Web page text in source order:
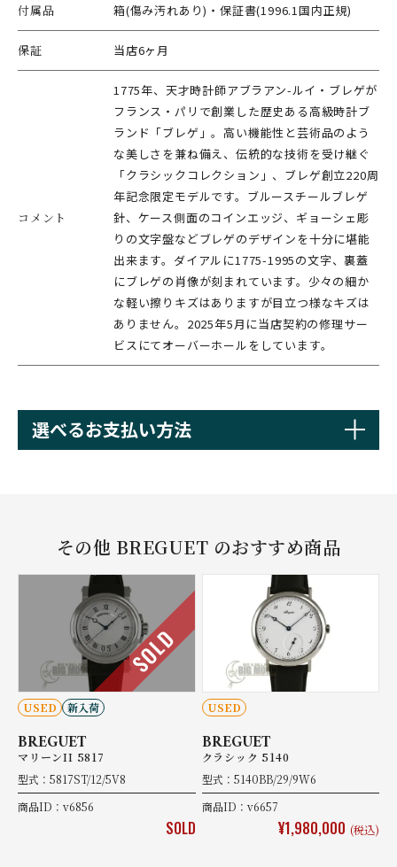
付属品 箱(傷み汚れあり)・保証書(1996.1国内正規)
保証 当店6ヶ月
コメント
1775年、天才時計師アブラアン-ルイ・ブレゲが
フランス・パリで創業した歴史ある高級時計ブ
ランド「ブレゲ」。高い機能性と芸術品のよう
な美しさを兼ね備え、伝統的な技術を受け継ぐ
「クラシックコレクション」、ブレゲ創立220周
年記念限定モデルです。ブルースチールブレゲ
針、ケース側面のコインエッジ、ギョーシェ彫
りの文字盤などブレゲのデザインを十分に堪能
出来ます。ダイアルに1775-1995の文字、裏蓋
にブレゲの肖像が刻まれています。少々の細か
な軽い擦りキズはありますが目立つ様なキズは
ありません。2025年5月に当店契約の修理サー
ビスにてオーバーホールをしています。
選べるお支払い方法
その他 BREGUET のおすすめ商品
SOLD
USED 新入荷
BREGUET
マリーンII 5817
型式：5817ST/12/5V8
商品ID：v6856
SOLD
USED
BREGUET
クラシック 5140
型式：5140BB/29/9W6
商品ID：v6657
¥1,980,000 (税込)